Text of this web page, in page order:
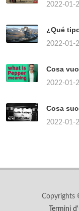
2022-01-
¿Qué
2022-01-
Cosa
2022-01-
Cosa
2022-01-
Copyrights
Termini